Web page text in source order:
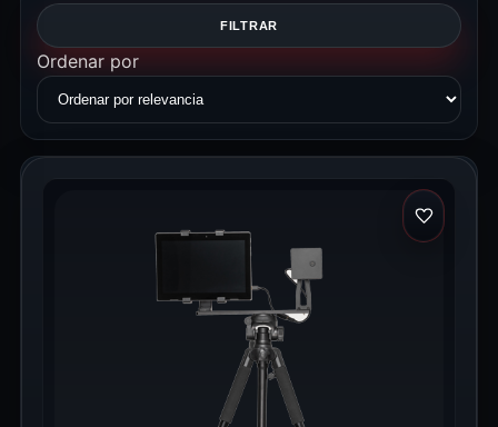
FILTRAR
Ordenar por